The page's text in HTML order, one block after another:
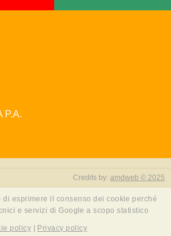
P.A.
Credits by: amdweb © 2025
di esprimere il consenso dei cookie perché
e servizi di Google a scopo statistico
policy | Privacy policy